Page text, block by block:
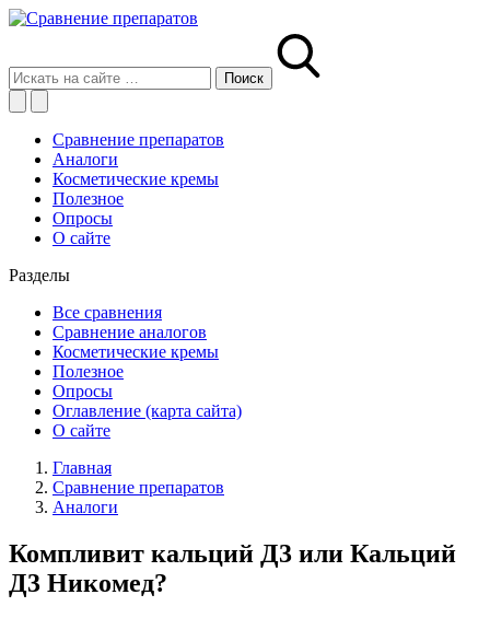
Сравнение препаратов
Аналоги
Косметические кремы
Полезное
Опросы
О сайте
Разделы
Все сравнения
Сравнение аналогов
Косметические кремы
Полезное
Опросы
Оглавление (карта сайта)
О сайте
Главная
Сравнение препаратов
Аналоги
Компливит кальций Д3 или Кальций
Д3 Никомед?